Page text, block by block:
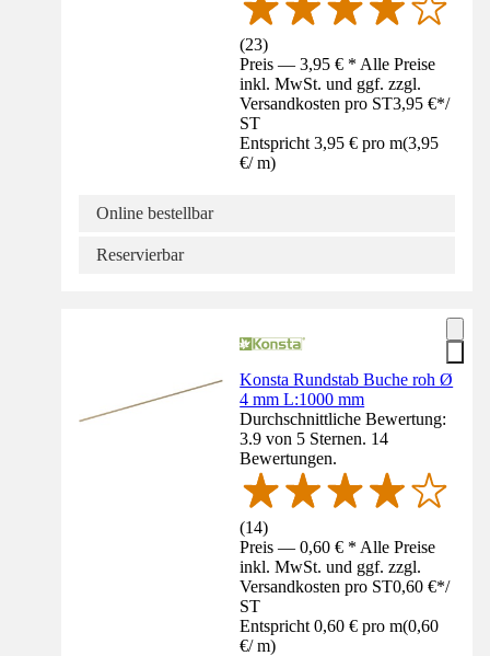
(23)
Preis — 3,95 € * Alle Preise
inkl. MwSt. und ggf. zzgl.
Versandkosten pro ST3,95 €*/
ST
Entspricht 3,95 € pro m(3,95
€/ m)
Online bestellbar
Reservierbar
Konsta Rundstab Buche roh Ø
4 mm L:1000 mm
Durchschnittliche Bewertung:
3.9 von 5 Sternen. 14
Bewertungen.
(14)
Preis — 0,60 € * Alle Preise
inkl. MwSt. und ggf. zzgl.
Versandkosten pro ST0,60 €*/
ST
Entspricht 0,60 € pro m(0,60
€/ m)